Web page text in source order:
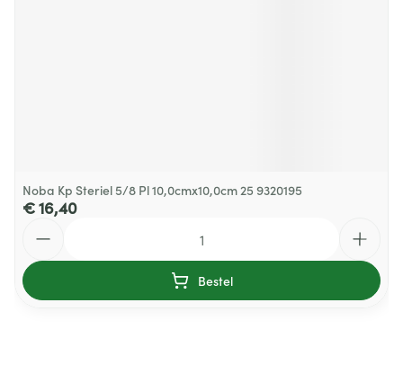
Noba Kp Steriel 5/8 Pl 10,0cmx10,0cm 25 9320195
€ 16,40
Bestel